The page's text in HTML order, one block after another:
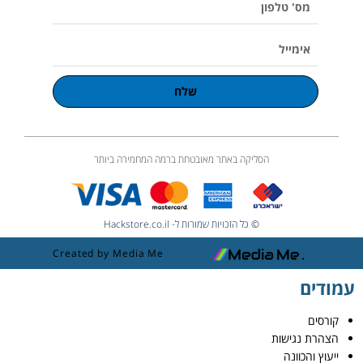
שלח
הסליקה באתר מאובטחת ברמה המחמירה ביותר
© כל הזכויות שמורות ל- Hackstore.co.il
Created by Media Me
עמודים
קורסים
הצהרת נגישות
ייעוץ והכוונה